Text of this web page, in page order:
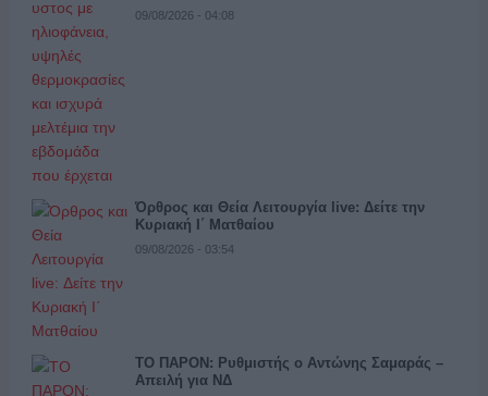
09/08/2026 - 04:08
Όρθρος και Θεία Λειτουργία live: Δείτε την
Κυριακή Ι΄ Ματθαίου
09/08/2026 - 03:54
ΤΟ ΠΑΡΟΝ: Ρυθμιστής ο Αντώνης Σαμαράς –
Απειλή για ΝΔ